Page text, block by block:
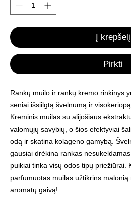
Į krepšelį
Pirkti
Rankų muilo ir rankų kremo rinkinys
seniai išsiilgtą švelnumą ir
Kreminis muilas su alijošiaus
valomųjų savybių, o šios efektyviai
odą ir skatina kolageno gamybą.
gausiai drėkina rankas
puikiai tinka visų odos tipų priežiūrai.
parfumuotas muilas užtikrins
aromatų gaivą!